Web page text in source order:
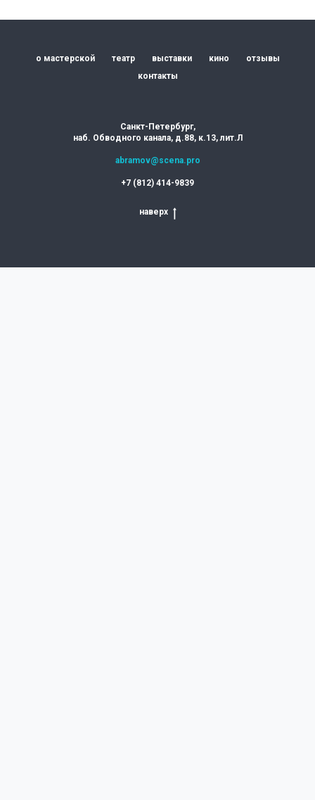
о мастерской театр выставки кино
отзывы
контакты
Санкт-Петербург,
наб. Обводного канала, д.88, к.13, лит.Л
abramov@scena.pro
+7 (812) 414-9839
наверх